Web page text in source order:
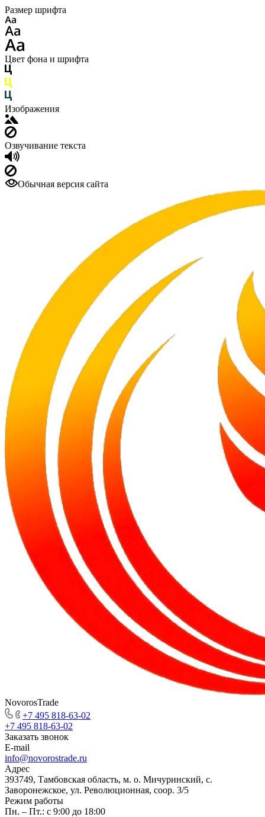
Размер шрифта
Цвет фона и шрифта
Изображения
Озвучивание текста
Обычная версия сайта
NovorosTrade
+7 495 818-63-02
+7 495 818-63-02
Заказать звонок
E-mail
info@novorostrade.ru
Адрес
393749, Тамбовская область, м. о. Мичуринский, с.
Заворонежское, ул. Революционная, соор. 3/5
Режим работы
Пн. – Пт.: с 9:00 до 18:00